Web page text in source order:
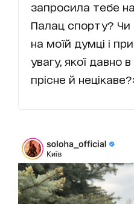
запросила тебе
Палац спорту? Чи
на моїй думці і
увагу, якої давно
прісне й